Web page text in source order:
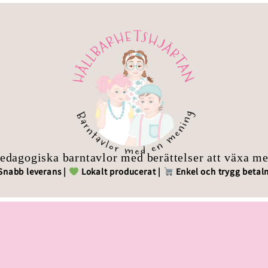
barntavlor med berättelser att växa
leverans | Lokalt producerat | Enkel och trygg